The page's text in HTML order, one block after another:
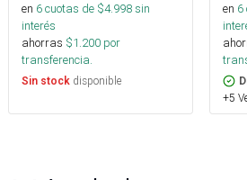
en 6cuotas de $4.998sin
interés
ahorras $1.200 por
transferencia.
Sin stock disponible
en 6
+5